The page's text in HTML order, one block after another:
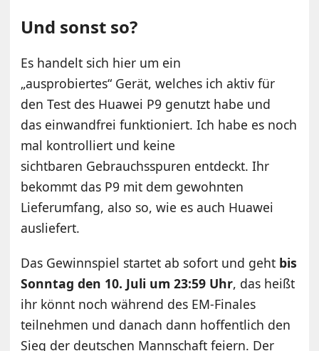
Und sonst so?
Es handelt sich hier um ein
„ausprobiertes“ Gerät, welches ich aktiv für
den Test des Huawei P9 genutzt habe und
das einwandfrei funktioniert. Ich habe es noch
mal kontrolliert und keine
sichtbaren Gebrauchsspuren entdeckt. Ihr
bekommt das P9 mit dem gewohnten
Lieferumfang, also so, wie es auch Huawei
ausliefert.
Das Gewinnspiel startet ab sofort und geht bis
Sonntag den 10. Juli um 23:59 Uhr, das heißt
ihr könnt noch während des EM-Finales
teilnehmen und danach dann hoffentlich den
Sieg der deutschen Mannschaft feiern. Der